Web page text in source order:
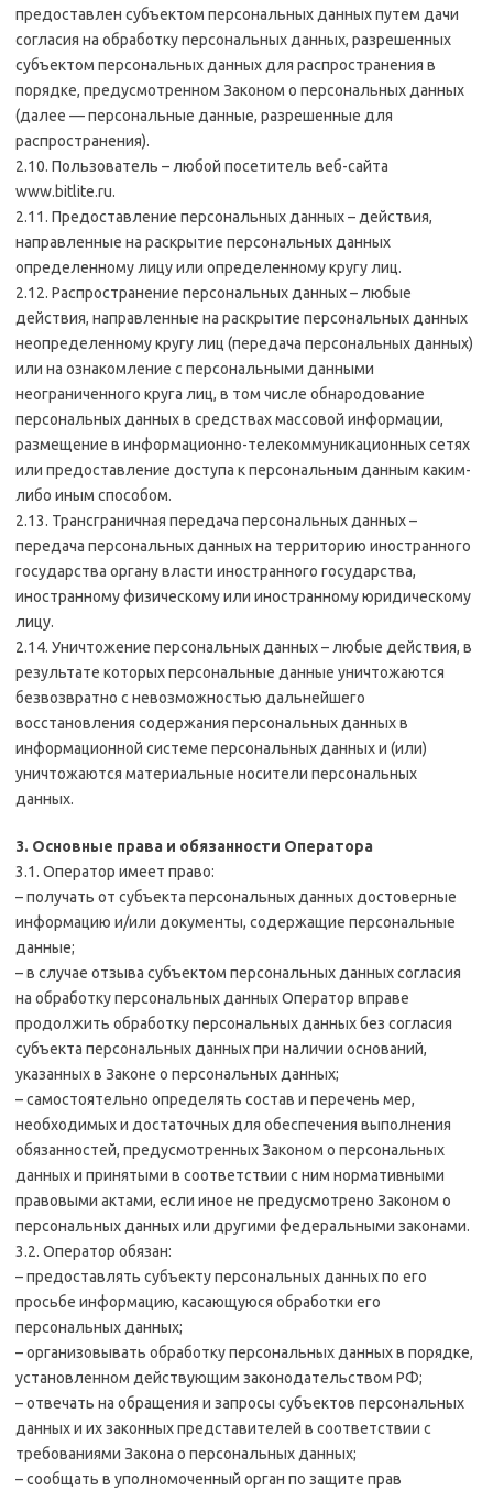
предоставлен субъектом персональных данных путем дачи
согласия на обработку персональных данных, разрешенных
субъектом персональных данных для распространения в
порядке, предусмотренном Законом о персональных данных
(далее — персональные данные, разрешенные для
распространения).
2.10. Пользователь – любой посетитель веб-сайта
www.bitlite.ru.
2.11. Предоставление персональных данных – действия,
направленные на раскрытие персональных данных
определенному лицу или определенному кругу лиц.
2.12. Распространение персональных данных – любые
действия, направленные на раскрытие персональных данных
неопределенному кругу лиц (передача персональных данных)
или на ознакомление с персональными данными
неограниченного круга лиц, в том числе обнародование
персональных данных в средствах массовой информации,
размещение в информационно-телекоммуникационных сетях
или предоставление доступа к персональным данным каким-
либо иным способом.
2.13. Трансграничная передача персональных данных –
передача персональных данных на территорию иностранного
государства органу власти иностранного государства,
иностранному физическому или иностранному юридическому
лицу.
2.14. Уничтожение персональных данных – любые действия, в
результате которых персональные данные уничтожаются
безвозвратно с невозможностью дальнейшего
восстановления содержания персональных данных в
информационной системе персональных данных и (или)
уничтожаются материальные носители персональных
данных.
3. Основные права и обязанности Оператора
3.1. Оператор имеет право:
– получать от субъекта персональных данных достоверные
информацию и/или документы, содержащие персональные
данные;
– в случае отзыва субъектом персональных данных согласия
на обработку персональных данных Оператор вправе
продолжить обработку персональных данных без согласия
субъекта персональных данных при наличии оснований,
указанных в Законе о персональных данных;
– самостоятельно определять состав и перечень мер,
необходимых и достаточных для обеспечения выполнения
обязанностей, предусмотренных Законом о персональных
данных и принятыми в соответствии с ним нормативными
правовыми актами, если иное не предусмотрено Законом о
персональных данных или другими федеральными законами.
3.2. Оператор обязан:
– предоставлять субъекту персональных данных по его
просьбе информацию, касающуюся обработки его
персональных данных;
– организовывать обработку персональных данных в порядке,
установленном действующим законодательством РФ;
– отвечать на обращения и запросы субъектов персональных
данных и их законных представителей в соответствии с
требованиями Закона о персональных данных;
– сообщать в уполномоченный орган по защите прав